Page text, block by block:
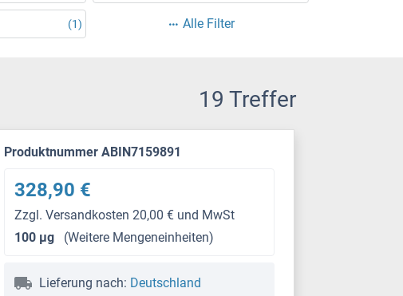
(1) Alle Filter
19 Treffer
Produktnummer ABIN7159891
328,90 €
Zzgl. Versandkosten 20,00 € und MwSt
100 μg
(Weitere Mengeneinheiten)
Lieferung nach: Deutschland